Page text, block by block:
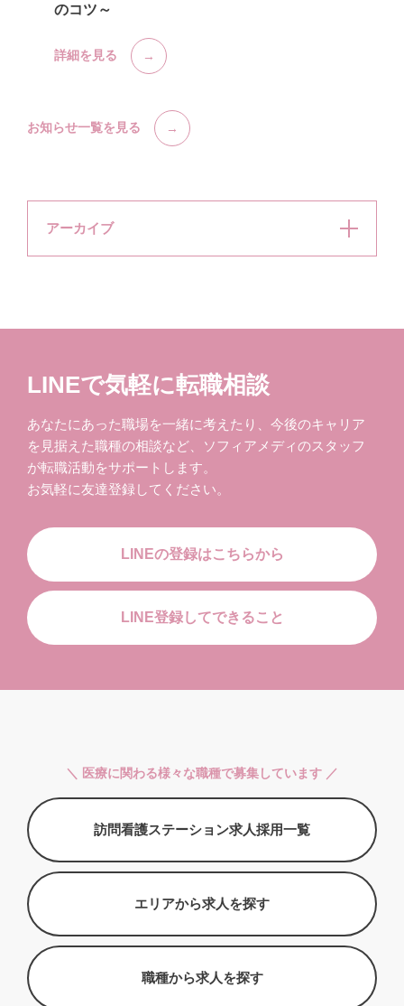
のコツ～
詳細を見る
お知らせ一覧を見る
アーカイブ
LINEで気軽に転職相談
あなたにあった職場を一緒に考えたり、今後のキャリア
を見据えた職種の相談など、ソフィアメディのスタッフ
が転職活動をサポートします。
お気軽に友達登録してください。
LINEの登録はこちらから
LINE登録してできること
＼ 医療に関わる様々な職種で募集しています ／
訪問看護ステーション求人採用一覧
エリアから求人を探す
職種から求人を探す